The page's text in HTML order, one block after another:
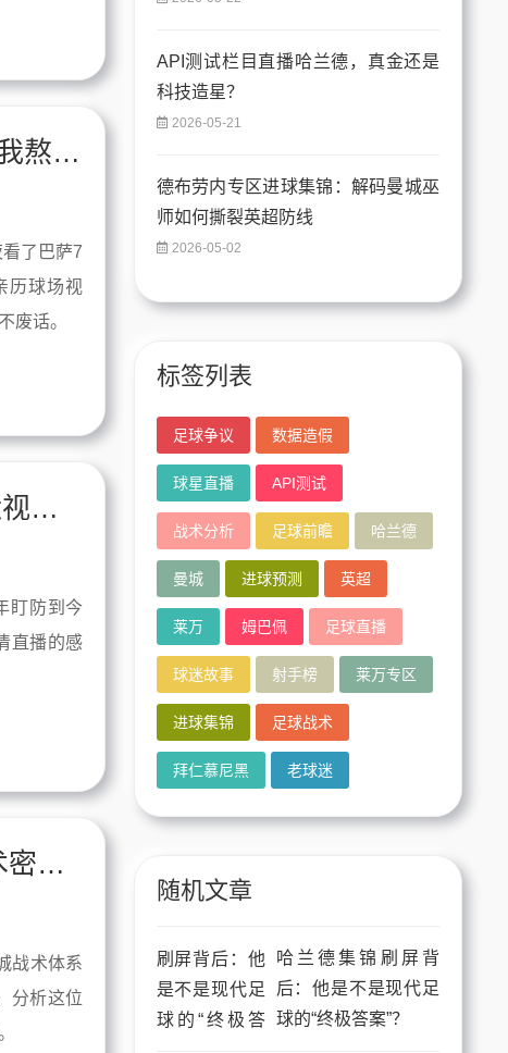
为什么莱万数据突然暴跌？巴萨这7场我熬得眼都快瞎了
了巴萨7
历球场视
废话。
2026年的梅西高清，变了，从800度近视变成鹰眼
盯防到今
直播的感
哈兰德数据背后：一个进球机器的战术密码与时代局限
战术体系
分析这位
API测试栏目直播哈兰德，真金还是
科技造星？
2026-05-21
德布劳内专区进球集锦：解码曼城巫
师如何撕裂英超防线
2026-05-02
标签列表
足球争议 数据造假
球星直播 API测试
战术分析 足球前瞻 哈兰德
曼城 进球预测 英超
莱万 姆巴佩 足球直播
球迷故事 射手榜 莱万专区
进球集锦 足球战术
拜仁慕尼黑 老球迷
随机文章
哈兰德集锦刷屏背
后：他是不是现代足
球的“终极答案”？